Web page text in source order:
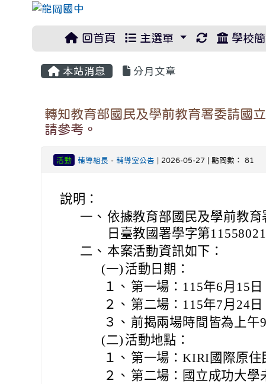
回首頁 主選單 重新取得佈
學校
本站消息 分月文章
轉知教育部國民及學前教育署委請國
請參考。
活動 輔導組長 -輔導室公告 | 2026-05-27 | 點閱數： 81
說明：
一、 依據教育部國民及學前教
日臺教國署學字第
二、 本案活動資訊如下：
(一) 活動日期：
１、 第一場：115年6月15日
２、 第二場：115年7月24日
３、 前揭兩場時間皆為上午
(二) 活動地點：
１、 第一場：KIRI國際原住
２、 第二場：國立成功大學